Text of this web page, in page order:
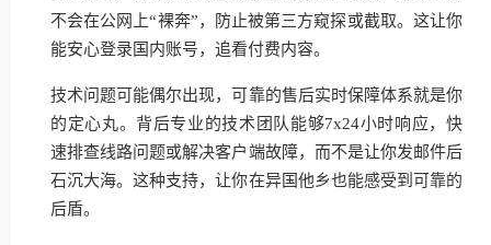
不会在公网上“裸奔”，防止被第三方窥探或截取。这让你
能安心登录国内账号，追看付费内容。
技术问题可能偶尔出现，可靠的售后实时保障体系就是你
的定心丸。背后专业的技术团队能够7x24小时响应，快
速排查线路问题或解决客户端故障，而不是让你发邮件后
石沉大海。这种支持，让你在异国他乡也能感受到可靠的
后盾。